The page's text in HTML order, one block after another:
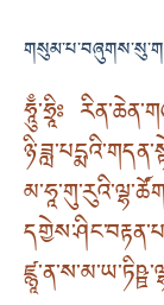
ཧཱུྃ་ཧྲཱིཿ